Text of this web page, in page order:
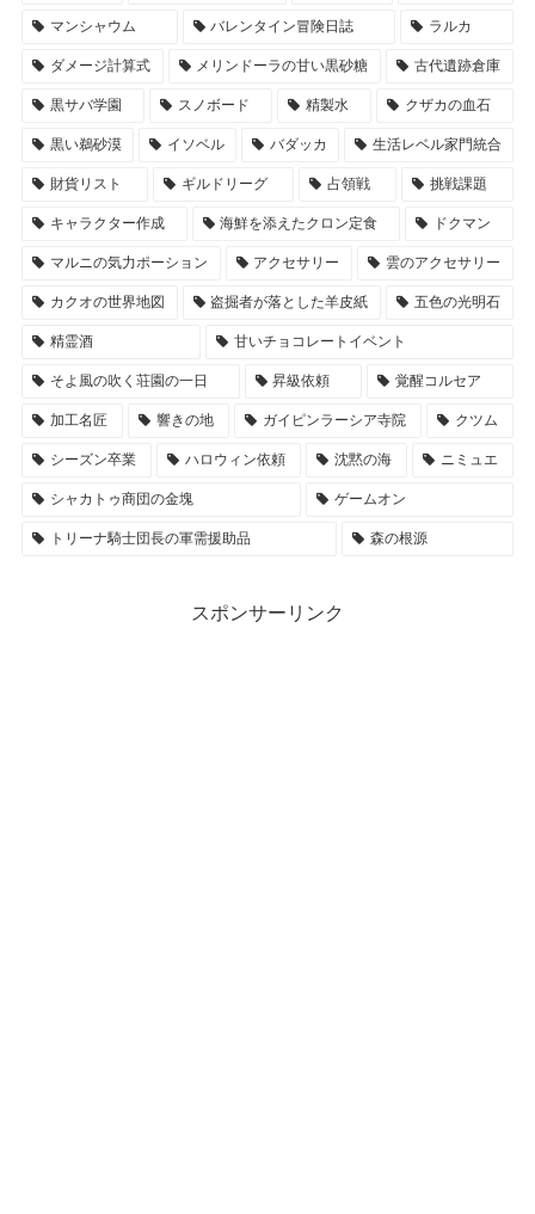
マンシャウム バレンタイン冒険日誌 ラルカ
ダメージ計算式 メリンドーラの甘い黒砂糖 古代遺跡倉庫
黒サバ学園 スノボード 精製水 クザカの血石
黒い鵜砂漠 イソベル バダッカ 生活レベル家門統合
財貨リスト ギルドリーグ 占領戦 挑戦課題
キャラクター作成 海鮮を添えたクロン定食 ドクマン
マルニの気力ポーション アクセサリー 雲のアクセサリー
カクオの世界地図 盗掘者が落とした羊皮紙 五色の光明石
精霊酒 甘いチョコレートイベント
そよ風の吹く荘園の一日 昇級依頼 覚醒コルセア
加工名匠 響きの地 ガイピンラーシア寺院 クツム
シーズン卒業 ハロウィン依頼 沈黙の海 ニミュエ
シャカトゥ商団の金塊 ゲームオン
トリーナ騎士団長の軍需援助品 森の根源
スポンサーリンク